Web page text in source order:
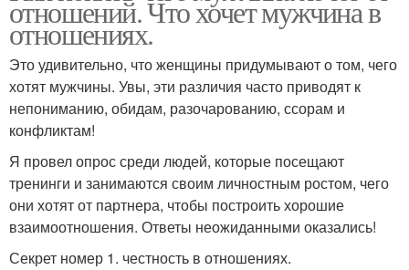
отношений. Что хочет мужчина в
отношениях.
Это удивительно, что женщины придумывают о том, чего
хотят мужчины. Увы, эти различия часто приводят к
непониманию, обидам, разочарованию, ссорам и
конфликтам!
Я провел опрос среди людей, которые посещают
тренинги и занимаются своим личностным ростом, чего
они хотят от партнера, чтобы построить хорошие
взаимоотношения. Ответы неожиданными оказались!
Секрет номер 1. честность в отношениях.